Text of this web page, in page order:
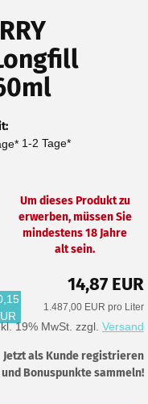
1-2 Tage*
Um dieses Produkt zu
erwerben, müssen Sie
mindestens 18 Jahre
alt sein.
14,87 EUR
1.487,00 EUR pro Liter
19% MwSt. zzgl. Versand
Jetzt als Kunde registrieren
und Bonuspunkte sammeln!